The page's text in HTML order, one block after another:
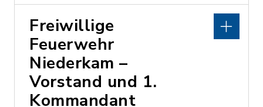
Freiwillige
Feuerwehr
Niederkam –
Vorstand und 1.
Kommandant